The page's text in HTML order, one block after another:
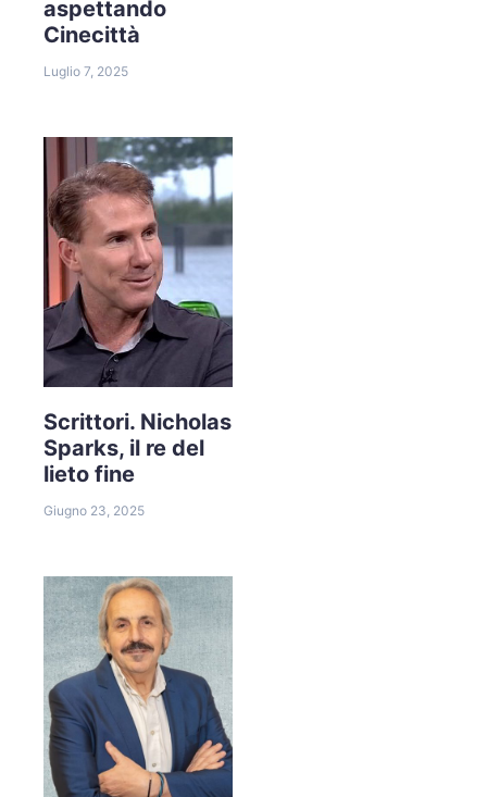
aspettando
Cinecittà
Luglio 7, 2025
Scrittori. Nicholas
Sparks, il re del
lieto fine
Giugno 23, 2025